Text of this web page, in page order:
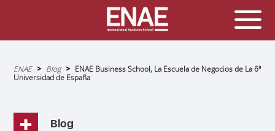
Sobrescribir
enlaces
de
navegación
ENAE Blog
ENAE Business School, La Escuela de Negocios de La 6ª
Universidad de España
Blog